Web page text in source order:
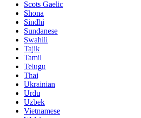
Scots Gaelic
Shona
Sindhi
Sundanese
Swahili
Tajik
Tamil
Telugu
Thai
Ukrainian
Urdu
Uzbek
Vietnamese